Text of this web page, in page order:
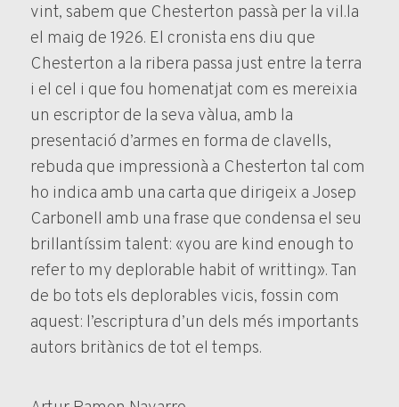
vint, sabem que Chesterton passà per la vil.la
el maig de 1926. El cronista ens diu que
Chesterton a la ribera passa just entre la terra
i el cel i que fou homenatjat com es mereixia
un escriptor de la seva vàlua, amb la
presentació d’armes en forma de clavells,
rebuda que impressionà a Chesterton tal com
ho indica amb una carta que dirigeix a Josep
Carbonell amb una frase que condensa el seu
brillantíssim talent: «you are kind enough to
refer to my deplorable habit of writting». Tan
de bo tots els deplorables vicis, fossin com
aquest: l’escriptura d’un dels més importants
autors britànics de tot el temps.